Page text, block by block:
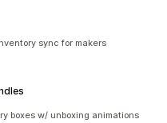
sync for makers
boxes w/ unboxing animations